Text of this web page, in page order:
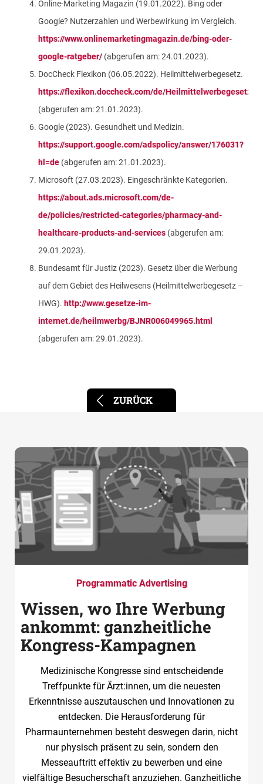
Online-Marketing Magazin (19.01.2022). Bing oder
Google? Nutzerzahlen und Werbewirkung im Vergleich.
https://www.onlinemarketingmagazin.de/bing-oder-
google-ratgeber/ (abgerufen am: 24.01.2023).
DocCheck Flexikon (06.05.2022). Heilmittelwerbegesetz.
https://flexikon.doccheck.com/de/Heilmittelwerbegesetz
(abgerufen am: 21.01.2023).
Google (2023). Gesundheit und Medizin.
https://support.google.com/adspolicy/answer/176031?
hl=de (abgerufen am: 21.01.2023).
Microsoft (27.03.2023). Eingeschränkte Kategorien.
https://about.ads.microsoft.com/de-
de/policies/restricted-categories/pharmacy-and-
healthcare-products-and-services (abgerufen am:
29.01.2023).
Bundesamt für Justiz (2023). Gesetz über die Werbung
auf dem Gebiet des Heilwesens (Heilmittelwerbegesetz –
HWG). http://www.gesetze-im-
internet.de/heilmwerbg/BJNR006049965.html
(abgerufen am: 29.01.2023).
ZURÜCK
Programmatic Advertising
Wissen, wo Ihre Werbung
ankommt: ganzheitliche
Kongress-Kampagnen
Medizinische Kongresse sind entscheidende
Treffpunkte für Ärzt:innen, um die neuesten
Erkenntnisse auszutauschen und Innovationen zu
entdecken. Die Herausforderung für
Pharmaunternehmen besteht deswegen darin, nicht
nur physisch präsent zu sein, sondern den
Messeauftritt effektiv zu bewerben und eine
vielfältige Besucherschaft anzuziehen. Ganzheitliche